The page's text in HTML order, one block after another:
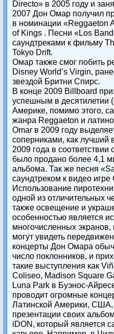
Directo» в 2005 году и
2007 Дон Омар получил
в номинации «Reggaeton
of Kings . Песни «Los
саундтреками к фильму
Tokyo Drift.
Омар также смог побить
Disney World’s Virgin,
звездой Бритни Спирс.
В конце 2009 Billboard
успешным в десятилетии
Америке, помимо этого,
жанра Reggaeton и
Omar в 2009 году
соперниками, как лучший
2009 года в соответствии
было продано более 4,1
альбома. Так же песня
саундтреком к видео игре
Использование
одной из отличительных
также освещение и
особенностью является
многочисленных экранов,
могут увидеть
концерты Дон Омара
число поклонников, и
такие выступления как
Coliseo, Madison Square
Luna Park в Буэнос-
проводит огромные
Латинской Америки,
презентации своих
iDON, который является